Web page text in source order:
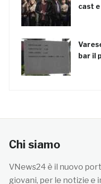
cast
bar il
Chi siamo
VNews24 è il nuovo
giovani, per le notizie e